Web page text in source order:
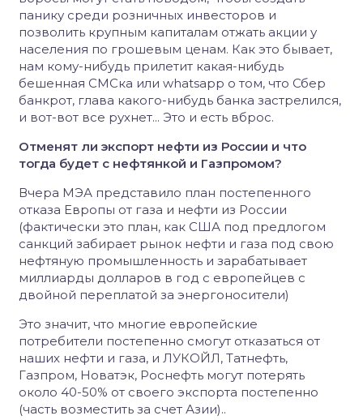
панику среди розничных инвесторов и
позволить крупным капиталам отжать акции у
населения по грошевым ценам. Как это бывает,
нам кому-нибудь прилетит какая-нибудь
бешенная СМСка или whatsapp о том, что Сбер
банкрот, глава какого-нибудь банка застрелился,
и вот-вот все рухнет... Это и есть вброс.
Отменят ли экспорт нефти из России и что
тогда будет с нефтянкой и Газпромом?
Вчера МЭА представило план постепенного
отказа Европы от газа и нефти из России
(фактически это план, как США под предлогом
санкций забирает рынок нефти и газа под свою
нефтяную промышленность и зарабатывает
миллиарды долларов в год с европейцев с
двойной переплатой за энергоносители)
Это значит, что многие европейские
потребители постепенно смогут отказаться от
наших нефти и газа, и ЛУКОЙЛ, Татнефть,
Газпром, Новатэк, Роснефть могут потерять
около 40-50% от своего экспорта постепенно
(часть возместить за счет Азии)..